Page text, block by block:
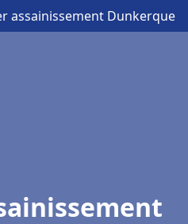
assainissement Dunkerque